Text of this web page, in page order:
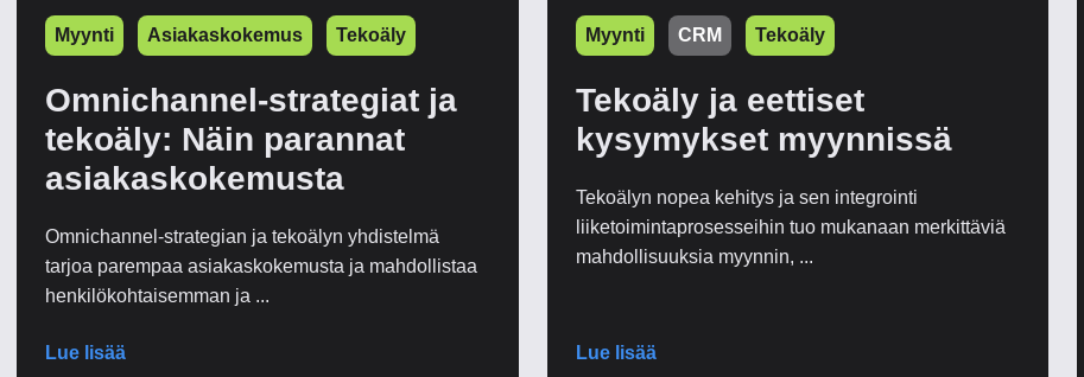
Myynti Asiakaskokemus Tekoäly
Omnichannel-strategiat ja
tekoäly: Näin parannat
asiakaskokemusta
Omnichannel-strategian ja tekoälyn yhdistelmä
tarjoa parempaa asiakaskokemusta ja mahdollistaa
henkilökohtaisemman ja ...
Lue lisää
Myynti CRM Tekoäly
Tekoäly ja eettiset
kysymykset myynnissä
Tekoälyn nopea kehitys ja sen integrointi
liiketoimintaprosesseihin tuo mukanaan merkittäviä
mahdollisuuksia myynnin, ...
Lue lisää